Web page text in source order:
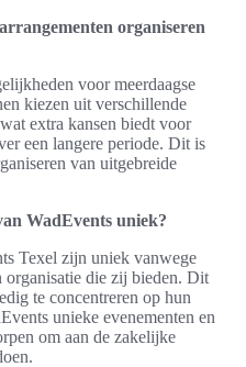
organiseren
voor meerdaagse
kiezen uit verschillende
extra kansen biedt voor
een langere periode. Dit is
van uitgebreide
WadEvents uniek?
Texel zijn uniek vanwege
organisatie die zij bieden. Dit
te concentreren op hun
unieke evenementen en
om aan de zakelijke